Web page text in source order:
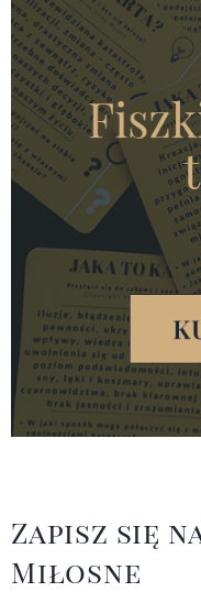
Zapisz się
Miłosne